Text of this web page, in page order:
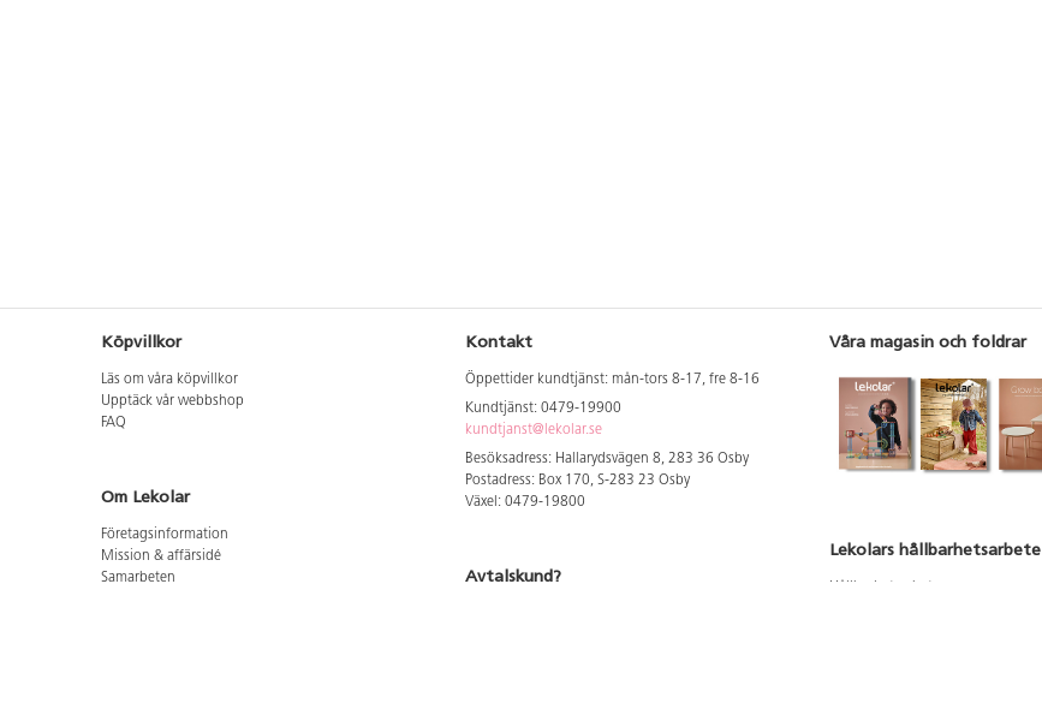
Köpvillkor
Läs om våra köpvillkor
Upptäck vår webbshop
FAQ
Om Lekolar
Företagsinformation
Mission & affärsidé
Samarbeten
Kontakt
Öppettider kundtjänst: mån-tors 8-17, fre 8-16
Kundtjänst: 0479-19900
kundtjanst@lekolar.se
Besöksadress: Hallarydsvägen 8, 283 36 Osby
Postadress: Box 170, S-283 23 Osby
Växel: 0479-19800
Avtalskund?
Våra magasin och foldrar
Lekolars hållbarhetsarbete